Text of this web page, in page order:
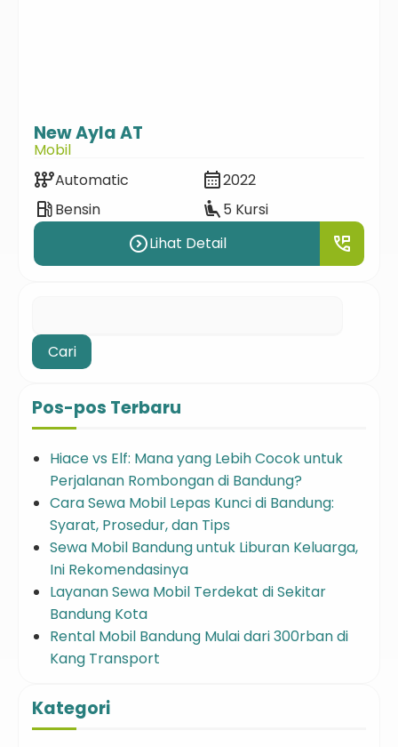
calendar_month2022
airline_seat_recline_extra5 Kursi
perm_phone_msg
auto_transmissionAutomatic
local_gas_stationBensin
expand_circle_rightLihat
Pos-pos Terbaru
Hiace vs Elf: Mana yang Lebih Cocok untuk
Perjalanan Rombongan di Bandung?
Cara Sewa Mobil Lepas Kunci di Bandung:
Syarat, Prosedur, dan Tips
Sewa Mobil Bandung untuk Liburan Keluarga,
Ini Rekomendasinya
Layanan Sewa Mobil Terdekat di Sekitar
Bandung Kota
Rental Mobil Bandung Mulai dari 300rban di
Kang Transport
Kategori